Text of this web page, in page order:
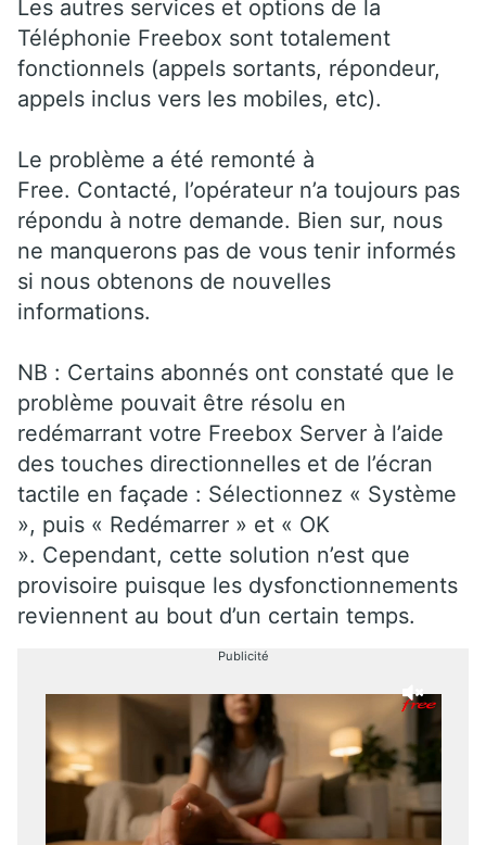
Les autres services et options de la
Téléphonie Freebox sont totalement
fonctionnels (appels sortants, répondeur,
appels inclus vers les mobiles, etc).
Le problème a été remonté à
Free. Contacté, l’opérateur n’a toujours pas
répondu à notre demande. Bien sur, nous
ne manquerons pas de vous tenir informés
si nous obtenons de nouvelles
informations.
NB : Certains abonnés ont constaté que le
problème pouvait être résolu en
redémarrant votre Freebox Server à l’aide
des touches directionnelles et de l’écran
tactile en façade : Sélectionnez « Système
», puis « Redémarrer » et « OK
». Cependant, cette solution n’est que
provisoire puisque les dysfonctionnements
reviennent au bout d’un certain temps.
Publicité